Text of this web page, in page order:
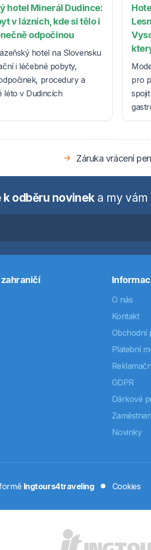
hotel Minerál Dudince:
v lázních, kde si tělo i
odpočinou
hotel na Slovensku
i léčebné pobyty,
procedury a
léto v Dudincích
pro
Záruka vrácení
k odběru novinek a my
O nás
Kontakt
Obchodní
Platební
GDPR
Dárkové
Novinky
Ingtours4traveling Cookies